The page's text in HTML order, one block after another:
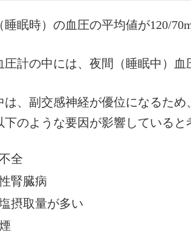
睡眠時）の血圧の平均値が120/
圧計の中には、夜間（睡眠中）血
は、副交感神経が優位になるた
下のような要因が影響していると
全
腎臓病
摂取量が多い